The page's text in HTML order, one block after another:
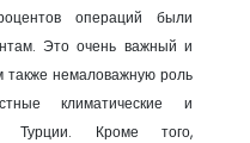
операций были
Это очень важный и
также немаловажную роль
климатические и
Турции. Кроме того,